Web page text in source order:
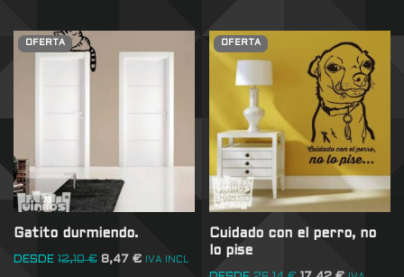
OFERTA
Gatito durmiendo.
DESDE 12,10€ 8,47 € IVA INCL
OFERTA
Cuidado con el perro, no
lo pise